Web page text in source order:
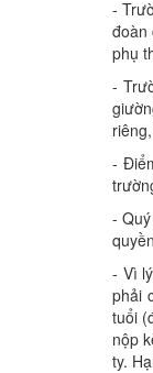
-
đoàn
phụ
-
-
-
- Vì
phải
tuổi
nộp
ty.